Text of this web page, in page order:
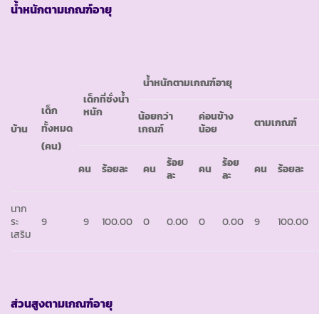
น้ำหนักตามเกณฑ์อายุ
บ้าน
เด็ก
ทั้งหมด
(คน)
เด็กที่ชั่งน้ำ
หนัก
น้ำหนักตามเกณฑ์อายุ
น้อยกว่า
เกณฑ์
ค่อนข้าง
น้อย
ตามเกณฑ์
คน ร้อยละ คน
ร้อย
ละ
คน
ร้อย
ละ
คน ร้อยละ
นาก
ระ
เสริม
9 9 100.00 0 0.00 0 0.00 9 100.00
ส่วนสูงตามเกณฑ์อายุ